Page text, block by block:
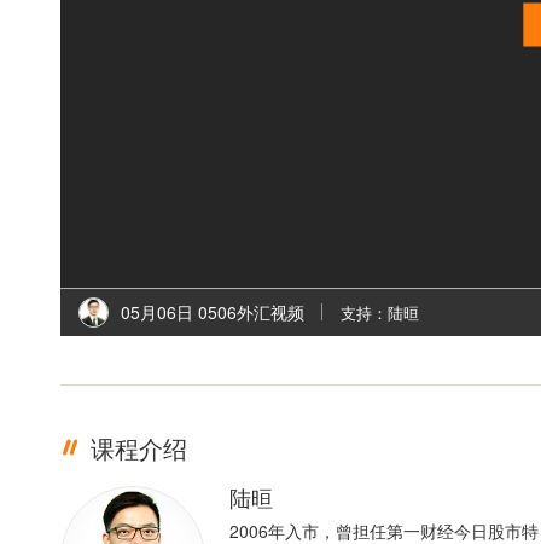
05月06日 0506外汇视频 支持：陆晅
课程介绍
陆晅
2006年入市，曾担任第一财经今日股市特